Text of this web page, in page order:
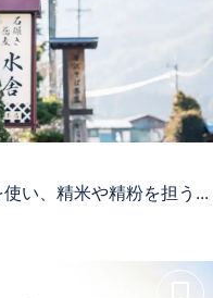
い、精米や精粉を担う...